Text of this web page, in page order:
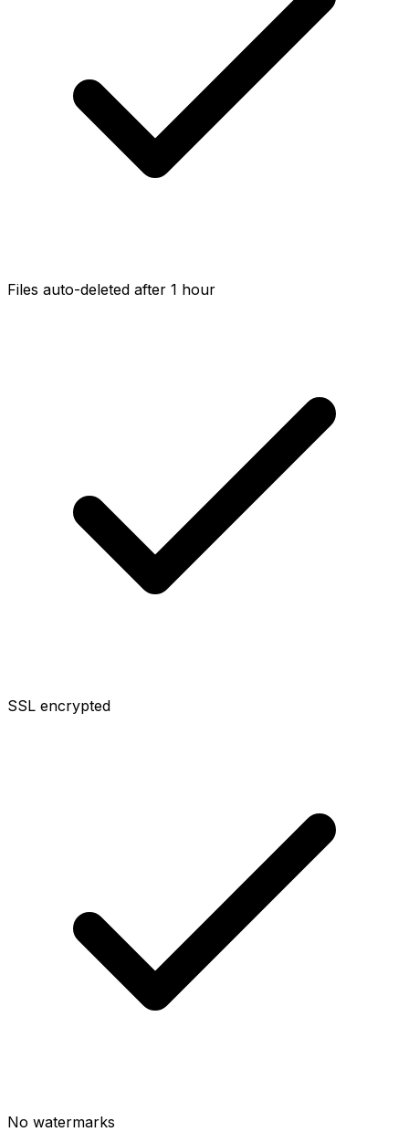
Files auto-deleted after 1 hour
SSL encrypted
No watermarks